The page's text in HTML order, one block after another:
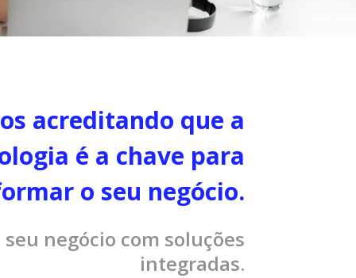
acreditando que a
é a chave para
o seu negócio.
seu negócio com soluções
integradas.